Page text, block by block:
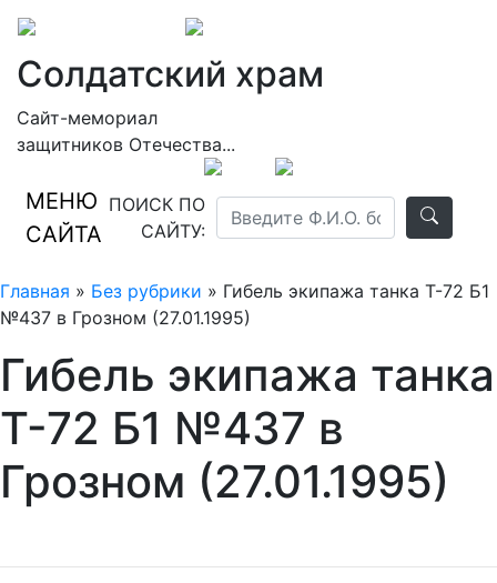
Солдатский храм
Сайт-мемориал
защитников Отечества...
МЕНЮ
САЙТА
ПОИСК ПО
САЙТУ:
Главная » Без рубрики » Гибель экипажа танка Т-72 Б1
№437 в Грозном (27.01.1995)
Гибель экипажа танка
Т-72 Б1 №437 в
Грозном (27.01.1995)